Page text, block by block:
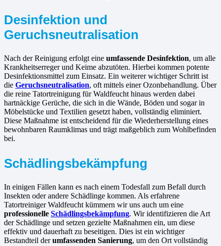
Desinfektion und
Geruchsneutralisation
Nach der Reinigung erfolgt eine umfassende Desinfektion, um alle
Krankheitserreger und Keime abzutöten. Hierbei kommen potente
Desinfektionsmittel zum Einsatz. Ein weiterer wichtiger Schritt ist
die Geruchsneutralisation, oft mittels einer Ozonbehandlung. Über
die reine Tatortreinigung für Waldfeucht hinaus werden dabei
hartnäckige Gerüche, die sich in die Wände, Böden und sogar in
Möbelstücke und Textilien gesetzt haben, vollständig eliminiert.
Diese Maßnahme ist entscheidend für die Wiederherstellung eines
bewohnbaren Raumklimas und trägt maßgeblich zum Wohlbefinden
bei.
Schädlingsbekämpfung
In einigen Fällen kann es nach einem Todesfall zum Befall durch
Insekten oder andere Schädlinge kommen. Als erfahrene
Tatortreiniger Waldfeucht kümmern wir uns auch um eine
professionelle Schädlingsbekämpfung. Wir identifizieren die Art
der Schädlinge und setzen gezielte Maßnahmen ein, um diese
effektiv und dauerhaft zu beseitigen. Dies ist ein wichtiger
Bestandteil derumfassenden Sanierung, um den Ort vollständig